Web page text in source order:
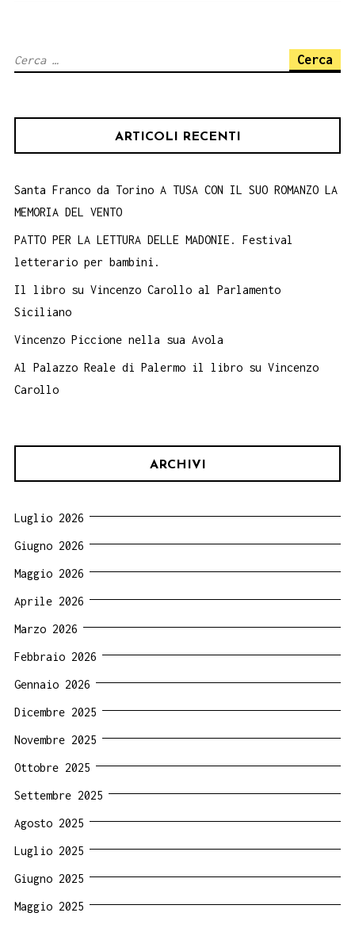
Novità
Ricerca
ARTICOLI RECENTI
Santa Franco da Torino A TUSA CON IL SUO ROMANZO LA
MEMORIA DEL VENTO
PATTO PER LA LETTURA DELLE MADONIE. Festival
letterario per bambini.
Il libro su Vincenzo Carollo al Parlamento
Siciliano
Vincenzo Piccione nella sua Avola
Al Palazzo Reale di Palermo il libro su Vincenzo
Carollo
ARCHIVI
Luglio 2026
Giugno 2026
Maggio 2026
Aprile 2026
Marzo 2026
Febbraio 2026
Gennaio 2026
Dicembre 2025
Novembre 2025
Ottobre 2025
Settembre 2025
Agosto 2025
Luglio 2025
Giugno 2025
Maggio 2025